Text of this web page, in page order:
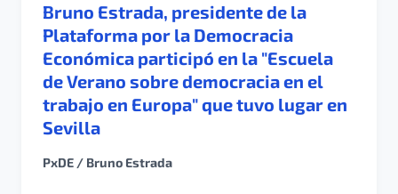
Bruno Estrada, presidente de la
Plataforma por la Democracia
Económica participó en la "Escuela
de Verano sobre democracia en el
trabajo en Europa" que tuvo lugar en
Sevilla
PxDE / Bruno Estrada